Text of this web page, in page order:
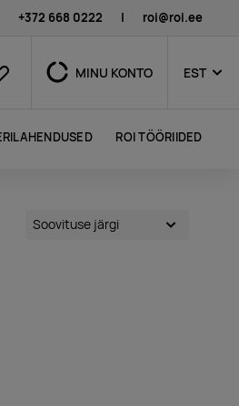
+372 668 0222 | roi@roi.ee
MINU KONTO EST
ROI TÖÖRIIDED